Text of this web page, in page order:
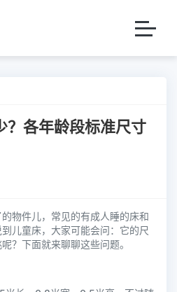
？各年龄段标准尺寸
物件儿，常见的有成人睡的床和
儿童床，大家可能会问：它的尺
？下面就来聊聊这些问题。